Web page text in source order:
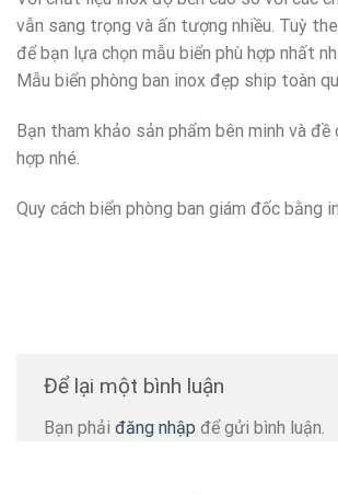
vẫn sang trọng và ấn tượng nhiều. Tuỳ
để bạn lựa chọn mẫu biển phù hợp nhất
Mẫu biển phòng ban inox đẹp ship toàn
Bạn tham khảo sản phẩm bên minh và đề
hợp nhé.
Quy cách biển phòng ban giám đốc bằng
Để lại một bình luận
Bạn phải đăng nhập để gửi bình luận.